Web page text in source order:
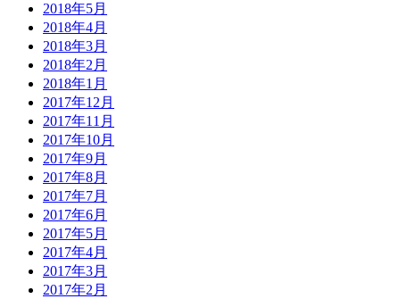
2018年5月
2018年4月
2018年3月
2018年2月
2018年1月
2017年12月
2017年11月
2017年10月
2017年9月
2017年8月
2017年7月
2017年6月
2017年5月
2017年4月
2017年3月
2017年2月